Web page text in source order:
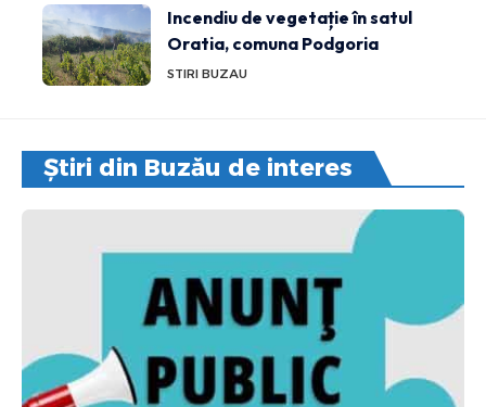
Incendiu de vegetație în satul
Oratia, comuna Podgoria
STIRI BUZAU
Știri din Buzău de interes